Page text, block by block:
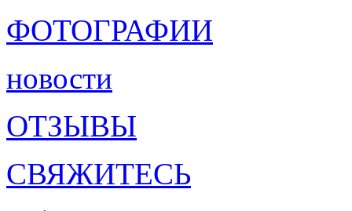
ФОТОГРАФИИ
новости
ОТЗЫВЫ
СВЯЖИТЕСЬ